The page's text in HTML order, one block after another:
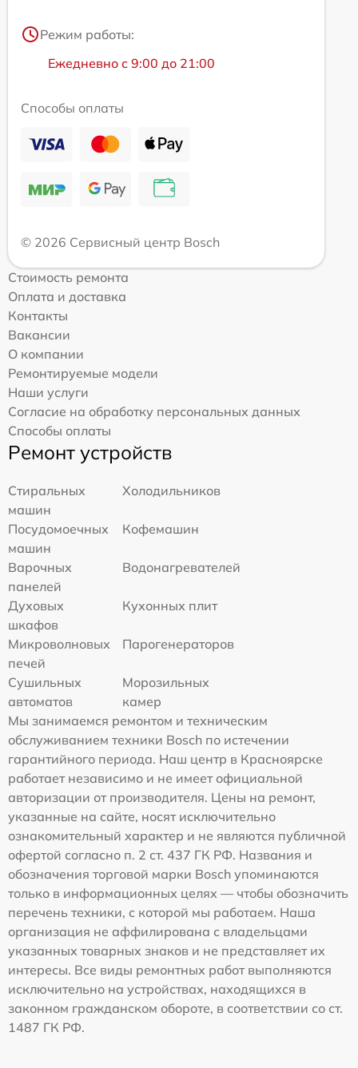
Режим работы:
Ежедневно с 9:00 до 21:00
Способы оплаты
© 2026 Сервисный центр Bosch
Стоимость ремонта
Оплата и доставка
Контакты
Вакансии
О компании
Ремонтируемые модели
Наши услуги
Согласие на обработку персональных данных
Способы оплаты
Ремонт устройств
Стиральных
машин
Холодильников
Посудомоечных
машин
Кофемашин
Варочных
панелей
Водонагревателей
Духовых
шкафов
Кухонных плит
Микроволновых
печей
Парогенераторов
Сушильных
автоматов
Морозильных
камер
Мы занимаемся ремонтом и техническим
обслуживанием техники Bosch по истечении
гарантийного периода. Наш центр в Красноярске
работает независимо и не имеет официальной
авторизации от производителя. Цены на ремонт,
указанные на сайте, носят исключительно
ознакомительный характер и не являются публичной
офертой согласно п. 2 ст. 437 ГК РФ. Названия и
обозначения торговой марки Bosch упоминаются
только в информационных целях — чтобы обозначить
перечень техники, с которой мы работаем. Наша
организация не аффилирована с владельцами
указанных товарных знаков и не представляет их
интересы. Все виды ремонтных работ выполняются
исключительно на устройствах, находящихся в
законном гражданском обороте, в соответствии со ст.
1487 ГК РФ.